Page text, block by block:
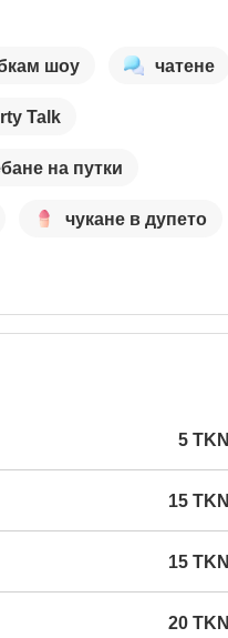
шоу чатене
Talk
на путки
чукане в дупето
5 TKN
15 TKN
15 TKN
20 TKN